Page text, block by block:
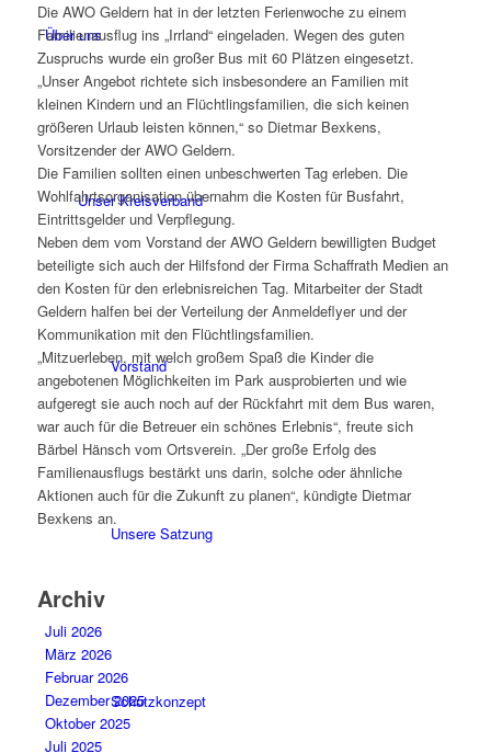
Über uns
Unser Kreisverband
Vorstand
Unsere Satzung
Schutzkonzept
Die AWO Geldern hat in der letzten Ferienwoche zu einem
Familienausflug ins „Irrland“ eingeladen. Wegen des guten
Zuspruchs wurde ein großer Bus mit 60 Plätzen eingesetzt.
„Unser Angebot richtete sich insbesondere an Familien mit
kleinen Kindern und an Flüchtlingsfamilien, die sich keinen
größeren Urlaub leisten können,“ so Dietmar Bexkens,
Vorsitzender der AWO Geldern.
Die Familien sollten einen unbeschwerten Tag erleben. Die
Wohlfahrtsorganisation übernahm die Kosten für Busfahrt,
Eintrittsgelder und Verpflegung.
Neben dem vom Vorstand der AWO Geldern bewilligten Budget
beteiligte sich auch der Hilfsfond der Firma Schaffrath Medien an
den Kosten für den erlebnisreichen Tag. Mitarbeiter der Stadt
Geldern halfen bei der Verteilung der Anmeldeflyer und der
Kommunikation mit den Flüchtlingsfamilien.
„Mitzuerleben, mit welch großem Spaß die Kinder die
angebotenen Möglichkeiten im Park ausprobierten und wie
aufgeregt sie auch noch auf der Rückfahrt mit dem Bus waren,
war auch für die Betreuer ein schönes Erlebnis“, freute sich
Bärbel Hänsch vom Ortsverein. „Der große Erfolg des
Familienausflugs bestärkt uns darin, solche oder ähnliche
Aktionen auch für die Zukunft zu planen“, kündigte Dietmar
Bexkens an.
Archiv
Juli 2026
März 2026
Februar 2026
Dezember 2025
Oktober 2025
Juli 2025